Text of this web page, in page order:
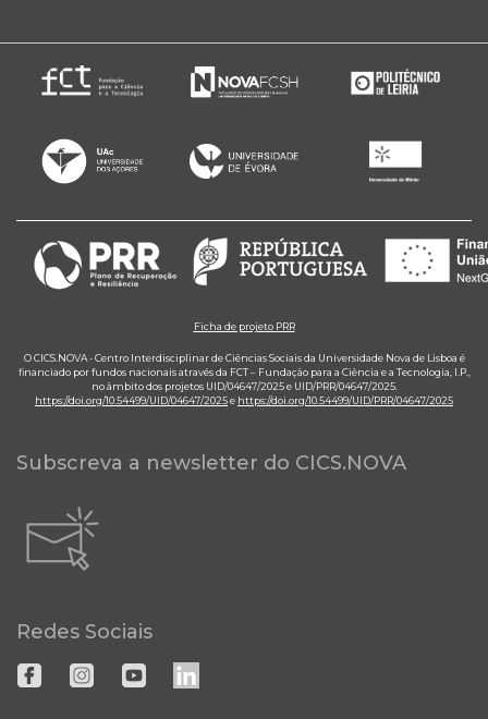
Ficha de projeto PRR
O CICS.NOVA - Centro Interdisciplinar de Ciências Sociais da Universidade Nova de Lisboa é
financiado por fundos nacionais através da FCT – Fundação para a Ciência e a Tecnologia, I.P.,
no âmbito dos projetos UID/04647/2025 e UID/PRR/04647/2025.
https://doi.org/10.54499/UID/04647/2025e https://doi.org/10.54499/UID/PRR/04647/2025
Subscreva a newsletter do CICS.NOVA
Redes Sociais